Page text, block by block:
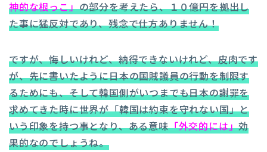
神的な根っこ」の部分を考えたら、１０億円を拠出し
た事に猛反対であり、残念で仕方ありません！
ですが、悔しいけれど、納得できないけれど、皮肉です
が、先に書いたように日本の国賊議員の行動を制限す
るためにも、そして韓国側がいつまでも日本の謝罪を
求めてきた時に世界が「韓国は約束を守れない国」と
いう印象を持つ事となり、ある意味「外交的には」効
果的なのでしょうね。